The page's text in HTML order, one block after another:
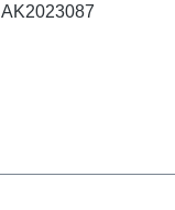
AK2023087